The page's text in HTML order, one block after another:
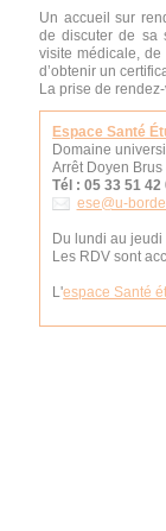
Un accueil sur
de discuter de sa
visite médicale,
d’obtenir un
La prise de
Espace Santé
Domaine
Arrêt Doyen Brus
Tél : 05 33 51 42
ese@u-
Du lundi au jeudi
Les RDV sont
L'espace Santé